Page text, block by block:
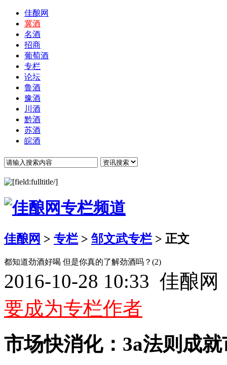
佳酿网
冀酒
名酒
招商
葡萄酒
专栏
论坛
鲁酒
豫酒
川酒
黔酒
苏酒
皖酒
佳酿网 > 专栏 > 邹文武专栏 > 正文
都知道劲酒好喝 但是你真的了解劲酒吗？(2)
2016-10-28 10:33 佳酿
要成为专栏作者
市场快消化：3a法则成